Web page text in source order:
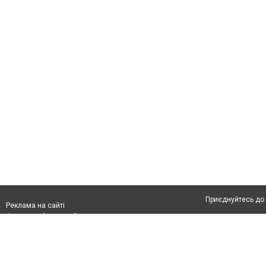
Реклама на сайті
Приєднуйтесь до